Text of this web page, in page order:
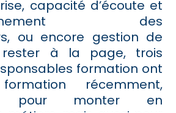
capacité d’écoute et
des
ou encore gestion de
rester à la page, trois
formation ont
récemment,
pour monter en